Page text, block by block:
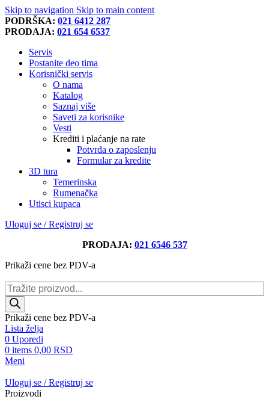
Skip to navigation Skip to main content
PODRŠKA: 021 6412 287
PRODAJA: 021 654 6537
Servis
Postanite deo tima
Korisnički servis
O nama
Katalog
Saznaj više
Saveti za korisnike
Vesti
Krediti i plaćanje na rate
Potvrda o zaposlenju
Formular za kredite
3D tura
Temerinska
Rumenačka
Utisci kupaca
Uloguj se / Registruj se
PRODAJA: 021 6546 537
Prikaži cene bez PDV-a
Products
search
Prikaži cene bez PDV-a
Lista želja
0 Uporedi
0 items 0,00 RSD
Meni
Uloguj se / Registruj se
Proizvodi